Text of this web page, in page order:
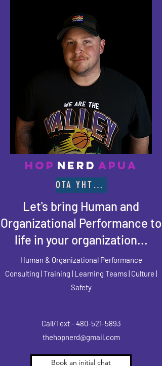
HOP NERD APUA
OTA YHTEYTTÄ SAMIIN
Let's bring Human and
Organizational Performance to
life in your organization...
Human & Organizational Performance
Consulting | Training | Learning Teams | Culture |
Safety
Call/Text -480-521-5893
thehopnerd@gmail.com
Book an initial chat